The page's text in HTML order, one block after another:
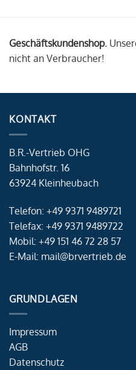
Geschäftskundenshop.
nicht an Verbraucher!
KONTAKT
B.R.-Vertrieb OHG
Bahnhofstr. 16
63924 Kleinheubach
Telefon: +49 9371 9489721
Telefax: +49 9371 9489722
Mobil: +49 151 46 72 28 57
E-Mail: mail@brvertrieb.de
GRUNDLAGEN
Impressum
AGB
Datenschutz